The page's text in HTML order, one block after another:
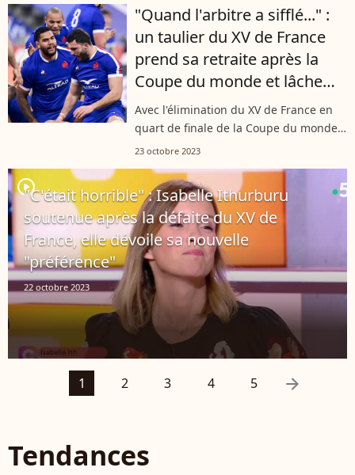
présente. Les décisions de l'arbitre
viennent d'être...
"Quand l'arbitre a sifflé..." :
un taulier du XV de France
prend sa retraite après la
Coupe du monde et lâche
ses vérités
Avec l'élimination du XV de France en
quart de finale de la Coupe du monde
de rugby, plusieurs joueurs ont pris
décidé de se confier sur...
23 octobre 2023
player2
"C'était horrible" : Isabelle Ithurburu
soutenue après la défaite du XV de
France, elle dévoile sa nouvelle
"préférence"
22 octobre 2023
1 2 3 4 5 arrow_right
Tendances